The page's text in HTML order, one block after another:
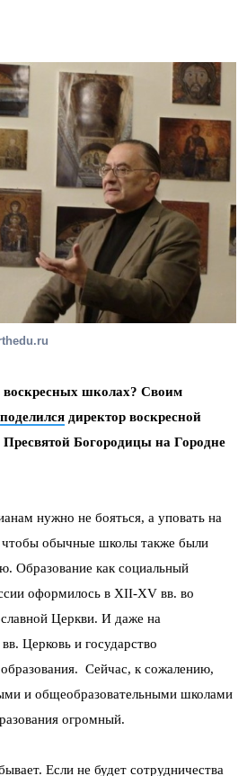
воскресных школах? Своим
поделился директор воскресной
Богородицы на Городне
нужно не бояться, а уповать на
чтобы обычные школы также были
Образование как социальный
оформилось в XII-XV вв. во
Церкви. И даже на
Церковь и государство
Сейчас, к сожалению,
и общеобразовательными школами
огромный.
Если не будет сотрудничества